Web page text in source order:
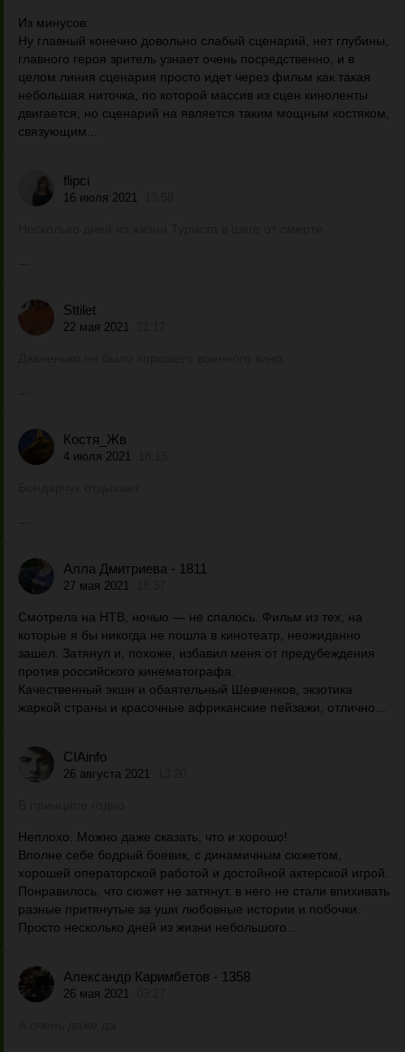
Из минусов:
Ну главный конечно довольно слабый сценарий, нет глубины,
главного героя зритель узнает очень посредственно, и в
целом линия сценария просто идет через фильм как такая
небольшая ниточка, по которой массив из сцен киноленты
двигается, но сценарий на является таким мощным костяком,
связующим...
flipci
16 июля 2021
Sttilet
22 мая 2021
Костя_Жв
4 июля 2021
Алла Дмитриева - 1811
27 мая 2021
Смотрела на НТВ, ночью — не спалось. Фильм из тех, на
которые я бы никогда не пошла в кинотеатр, неожиданно
зашел. Затянул и, похоже, избавил меня от предубеждения
против российского кинематографа.
Качественный экшн и обаятельный Шевченков, экзотика
жаркой страны и красочные африканские пейзажи, отлично...
CIAinfo
26 августа 2021
Неплохо. Можно даже сказать, что и хорошо!
Вполне себе бодрый боевик, с динамичным сюжетом,
хорошей операторской работой и достойной актерской игрой.
Понравилось, что сюжет не затянут, в него не стали впихивать
разные притянутые за уши любовные истории и побочки.
Просто несколько дней из жизни небольшого...
Александр Каримбетов - 1358
26 мая 2021